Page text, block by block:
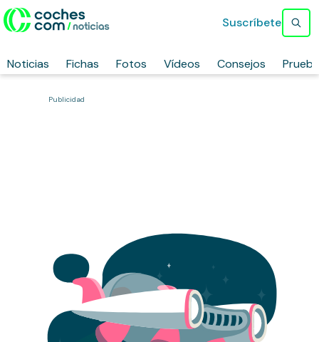
Noticias Fichas Fotos Vídeos Consejos
Suscríbete
Publicidad